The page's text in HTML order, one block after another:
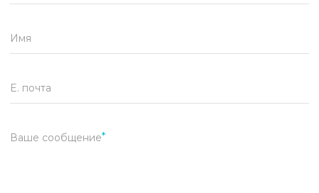
Имя
E. почта
Ваше сообщение